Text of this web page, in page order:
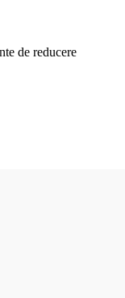
de reducere